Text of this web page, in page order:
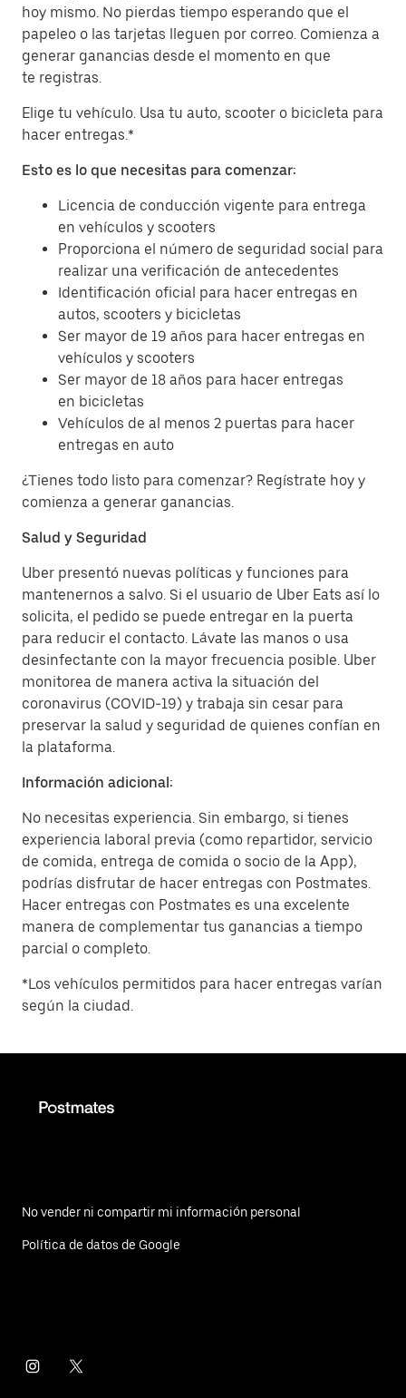
hoy mismo. No pierdas tiempo esperando que el
papeleo o las tarjetas lleguen por correo. Comienza a
generar ganancias desde el momento en que
te registras.
Elige tu vehículo. Usa tu auto, scooter o bicicleta para
hacer entregas.*
Esto es lo que necesitas para comenzar:
Licencia de conducción vigente para entrega
en vehículos y scooters
Proporciona el número de seguridad social para
realizar una verificación de antecedentes
Identificación oficial para hacer entregas en
autos, scooters y bicicletas
Ser mayor de 19 años para hacer entregas en
vehículos y scooters
Ser mayor de 18 años para hacer entregas
en bicicletas
Vehículos de al menos 2 puertas para hacer
entregas en auto
¿Tienes todo listo para comenzar? Regístrate hoy y
comienza a generar ganancias.
Salud y Seguridad
Uber presentó nuevas políticas y funciones para
mantenernos a salvo. Si el usuario de Uber Eats así lo
solicita, el pedido se puede entregar en la puerta
para reducir el contacto. Lávate las manos o usa
desinfectante con la mayor frecuencia posible. Uber
monitorea de manera activa la situación del
coronavirus (COVID-19) y trabaja sin cesar para
preservar la salud y seguridad de quienes confían en
la plataforma.
Información adicional:
No necesitas experiencia. Sin embargo, si tienes
experiencia laboral previa (como repartidor, servicio
de comida, entrega de comida o socio de la App),
podrías disfrutar de hacer entregas con Postmates.
Hacer entregas con Postmates es una excelente
manera de complementar tus ganancias a tiempo
parcial o completo.
*Los vehículos permitidos para hacer entregas varían
según la ciudad.
No vender ni compartir mi información personal
Política de datos de Google